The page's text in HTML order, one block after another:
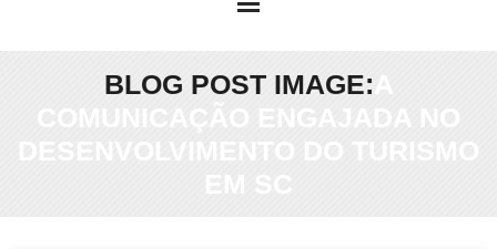
BLOG POST IMAGE: A
COMUNICAÇÃO ENGAJADA NO
DESENVOLVIMENTO DO TURISMO
EM SC